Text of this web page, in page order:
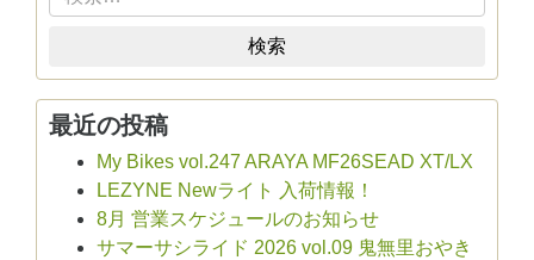
検索
最近の投稿
My Bikes vol.247 ARAYA MF26SEAD XT/LX
LEZYNE Newライト 入荷情報！
8月 営業スケジュールのお知らせ
サマーサシライド 2026 vol.09 鬼無里おやき